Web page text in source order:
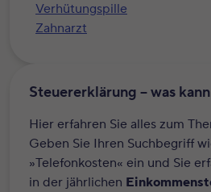
Verhütungspille
Zahnarzt
Steuererklärung – was
Hier erfahren Sie alles zum
Geben Sie Ihren Suchbegriff
»Telefonkosten« ein und Sie
in der jährlichen